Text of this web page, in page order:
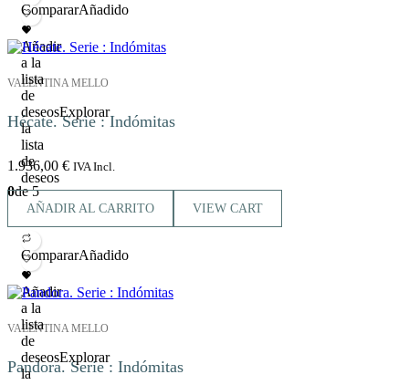
CompararAñadido
Añadir
a la
lista
de
deseosExplorar
la
lista
de
deseos
VALENTINA MELLO
Hécate. Serie : Indómitas
1.936,00 € IVA Incl.
0de 5
AÑADIR AL CARRITO VIEW CART
CompararAñadido
Añadir
a la
lista
de
deseosExplorar
la
VALENTINA MELLO
Pandora. Serie : Indómitas